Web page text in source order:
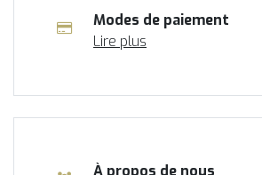
Modes de paiement
Lire plus
À propos de nous